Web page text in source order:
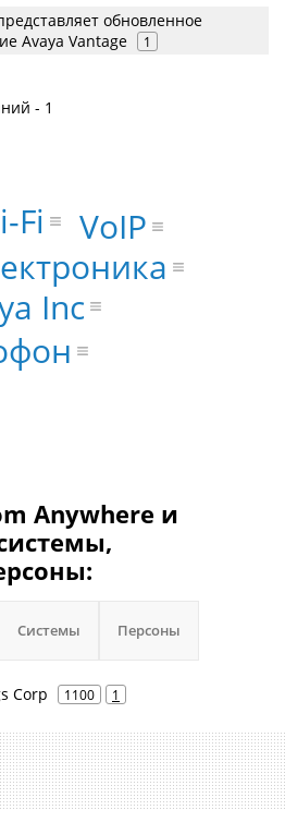
обновленное
Avaya Vantage
1
- 1
Inc
VoIP
Fi
Anywhere и
Системы Персоны
Corp 1100 1